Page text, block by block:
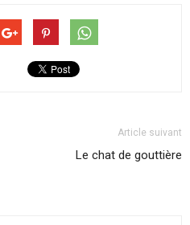
Article suivant
Le chat de gouttière